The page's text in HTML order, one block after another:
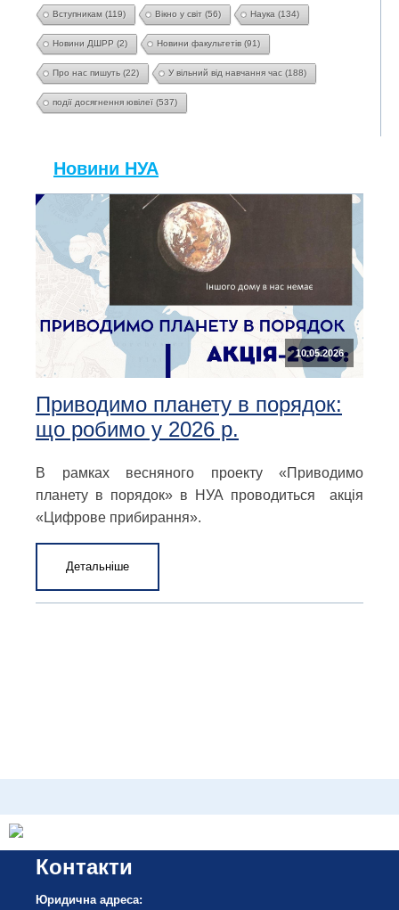
Вступникам (119) Вікно у світ (56) Наука (134)
Новини ДШРР (2) Новини факультетів (91)
Про нас пишуть (22) У вільний від навчання час (188)
події досягнення ювілеї (537)
Новини НУА
10.05.2026
Приводимо планету в порядок:
що робимо у 2026 р.
В рамках весняного проекту «Приводимо
планету в порядок» в НУА проводиться акція
«Цифрове прибирання».
Детальніше
Контакти
Юридична адреса: